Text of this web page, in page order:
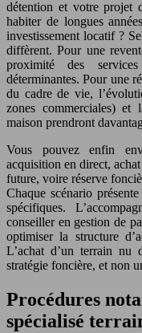
détention et votre projet
habiter de longues
investissement locatif ?
diffèrent. Pour une
proximité des
déterminantes. Pour une
du cadre de vie,
zones commerciales) et
maison prendront
Vous pouvez enfin
acquisition en direct,
future, voire réserve
Chaque scénario
spécifiques.
conseiller en gestion de
optimiser la structure
L’achat d’un terrain nu
stratégie foncière, et non
Procédures
spécialisé